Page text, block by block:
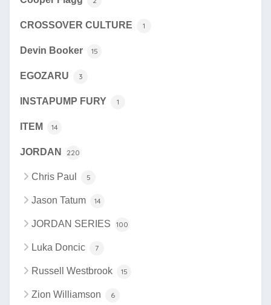
CROSSOVER CULTURE 1
Devin Booker 15
EGOZARU 3
INSTAPUMP FURY 1
ITEM 14
JORDAN 220
Chris Paul 5
Jason Tatum 14
JORDAN SERIES 100
Luka Doncic 7
Russell Westbrook 15
Zion Williamson 6